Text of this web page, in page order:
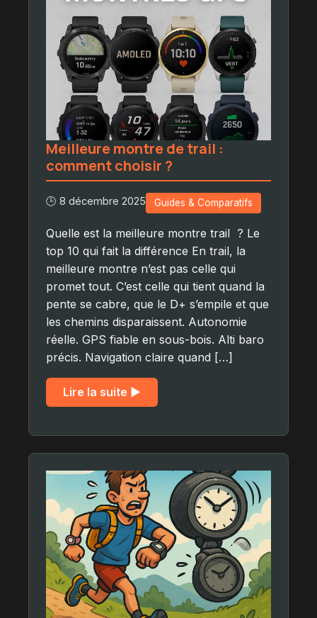
Meilleure montre de trail :
comment choisir ?
🕒 8 décembre 2025 Guides & Comparatifs
Quelle est la meilleure montre trail ? Le
top 10 qui fait la différence En trail, la
meilleure montre n’est pas celle qui
promet tout. C’est celle qui tient quand la
pente se cabre, que le D+ s’empile et que
les chemins disparaissent. Autonomie
réelle. GPS fiable en sous-bois. Alti baro
précis. Navigation claire quand […]
Lire la suite ▶︎